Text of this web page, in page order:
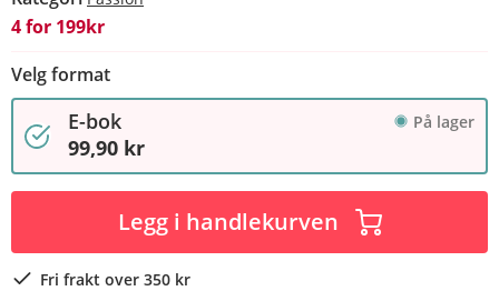
4 for 199kr
Velg format
E-bok På lager
99,90 kr
Legg i handlekurven
Fri frakt over 350 kr